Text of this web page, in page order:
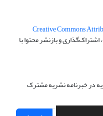
Creative Commons
و بازنشر محتوا با
در خبرنامه نشریه مشترک